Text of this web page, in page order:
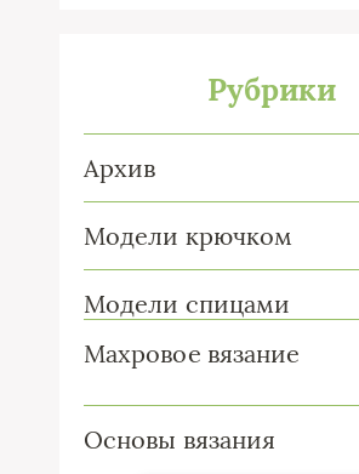
Рубрики
Архив
Модели крючком
Модели спицами
Махровое вязание
Основы вязания